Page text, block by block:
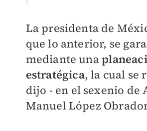
La presidenta de
que lo anterior, se
mediante una
estratégica, la cual se
dijo - en el sexenio de
Manuel López